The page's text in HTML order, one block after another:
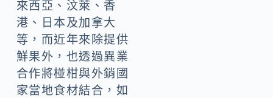
來西亞、汶萊、香
港、日本及加拿大
等，而近年來除提供
鮮果外，也透過異業
合作將椪柑與外銷國
家當地食材結合，如